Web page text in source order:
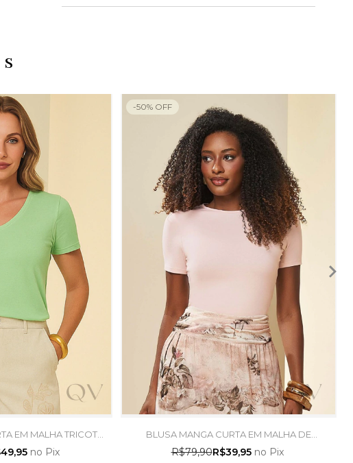
EM MALHA TRICOT
- DOCE TRAMA
no Pix
BLUSA MANGA CURTA EM MALHA DE
ALGODÃO ROSA PÓ - DOCE TRAMA
R$79,90R$39,95 no Pix
-50% OFF